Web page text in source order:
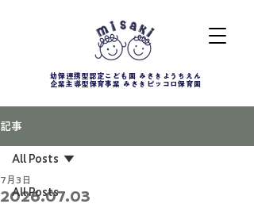
幼保連携型認定こども園 みさきようちえん
企業主導型保育事業 みさきピッコロ保育園
記事
All Posts
All Posts
2026.07.03
7月3日